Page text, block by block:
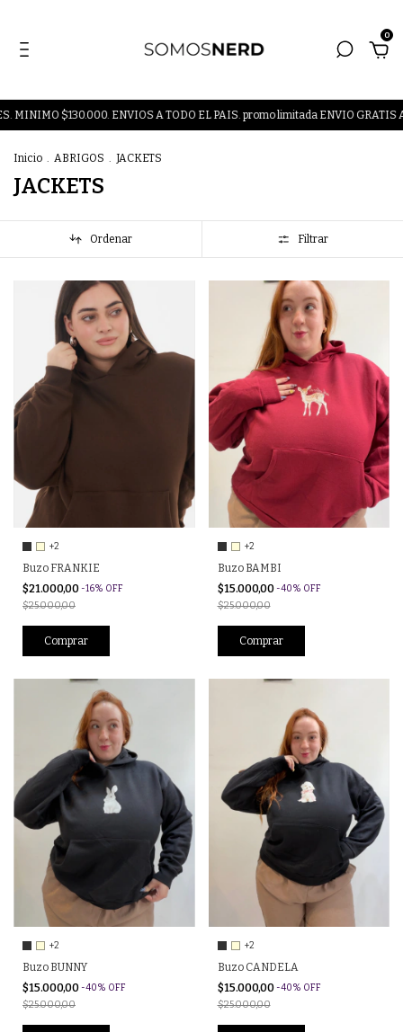
0
$130.000. ENVIOS A TODO EL PAIS. promo limitada ENVIO GRATIS A
Inicio . ABRIGOS . JACKETS
JACKETS
Ordenar Filtrar
+2
Buzo FRANKIE
$21.000,00-16% OFF
$25.000,00
Comprar
+2
Buzo BAMBI
$15.000,00-40% OFF
$25.000,00
Comprar
+2
Buzo BUNNY
$15.000,00-40% OFF
$25.000,00
+2
Buzo CANDELA
$15.000,00-40% OFF
$25.000,00